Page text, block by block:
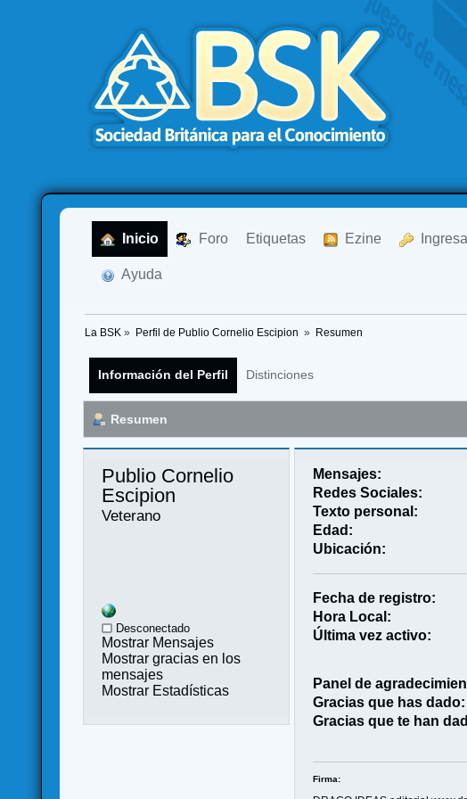
Inicio Foro Etiquetas Ezine
Ayuda
La BSK » Perfil de Publio Cornelio Escipion » Resumen
Información del Perfil Distinciones
Resumen
Publio Cornelio
Escipion
Veterano
Desconectado
Mostrar Mensajes
Mostrar gracias en los
mensajes
Mostrar Estadísticas
Mensajes:
Redes Sociales:
Texto personal:
Edad:
Ubicación:
Fecha de registro:
Hora Local:
Última vez activo:
Panel de
Gracias que has dado:
Gracias que te han
Firma: